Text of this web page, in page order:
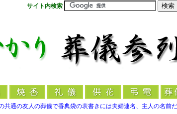
サイト内検索
共通の友人の葬儀で香典袋の表書きには夫婦連名、主人の名前